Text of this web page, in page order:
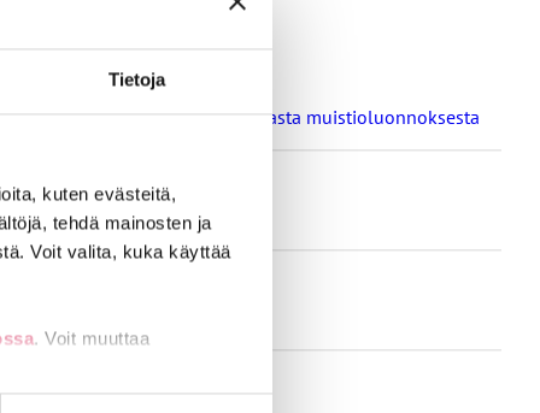
Tietoja
kuten evästeitä,
tehdä mainosten ja
Voit valita, kuka käyttää
. Voit muuttaa
voiton hyväksymisestä aiheutuvista kuluista tai siitä,
loma-aikoja koskevasta muistioluonnoksesta